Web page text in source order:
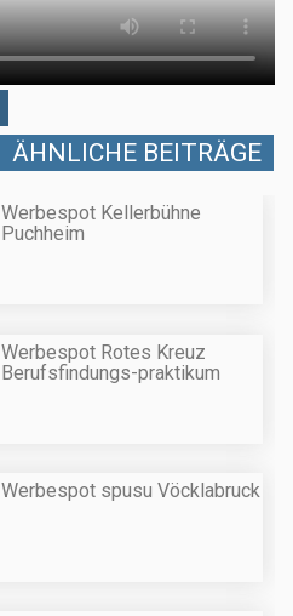
ÄHNLICHE BEITRÄGE
Werbespot Kellerbühne
Puchheim
Werbespot Rotes Kreuz
Berufsfindungs-praktikum
Werbespot spusu Vöcklabruck